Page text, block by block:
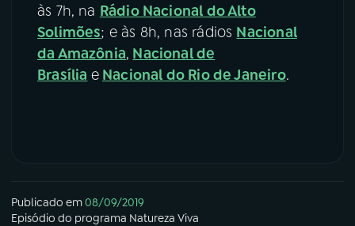
às 7h, na Rádio Nacional do Alto
Solimões; e às 8h, nas rádios Nacional
da Amazônia, Nacional de
Brasília e Nacional do Rio de Janeiro.
Publicado em08/09/2019
Episódio do programa Natureza Viva